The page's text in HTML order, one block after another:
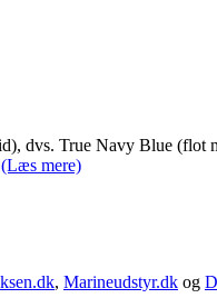
dvs. True Navy Blue
(Læs mere)
, Marineudstyr.dk og